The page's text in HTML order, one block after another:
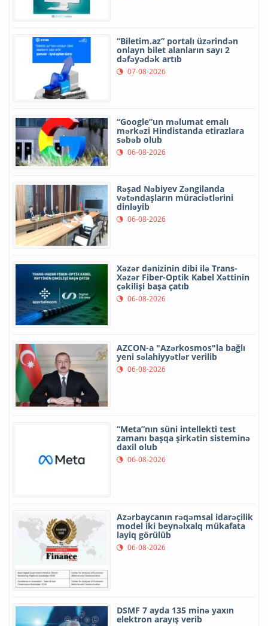
“Biletim.az” portalı üzərindən
onlayn bilet alanların sayı 2
dəfəyədək artıb
07-08-2026
“Google”un məlumat emalı
mərkəzi Hindistanda etirazlara
səbəb olub
06-08-2026
Rəşad Nəbiyev Zəngilanda
vətəndaşların müraciətlərini
dinləyib
06-08-2026
Xəzər dənizinin dibi ilə Trans-
Xəzər Fiber-Optik Kabel Xəttinin
çəkilişi başa çatıb
06-08-2026
AZCON-a "Azərkosmos"la bağlı
yeni səlahiyyətlər verilib
06-08-2026
“Meta”nın süni intellekti test
zamanı başqa şirkətin sisteminə
daxil olub
06-08-2026
Azərbaycanın rəqəmsal idarəçilik
model iki beynəlxalq mükafata
layiq görülüb
06-08-2026
DSMF 7 ayda 135 minə yaxın
elektron arayış verib